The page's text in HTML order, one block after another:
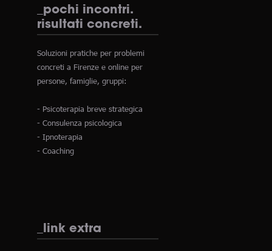
_pochi incontri.
risultati concreti.
Soluzioni pratiche per problemi
concreti a Firenze e online per
persone, famiglie, gruppi:
- Psicoterapia breve strategica
- Consulenza psicologica
- Ipnoterapia
- Coaching
_link extra